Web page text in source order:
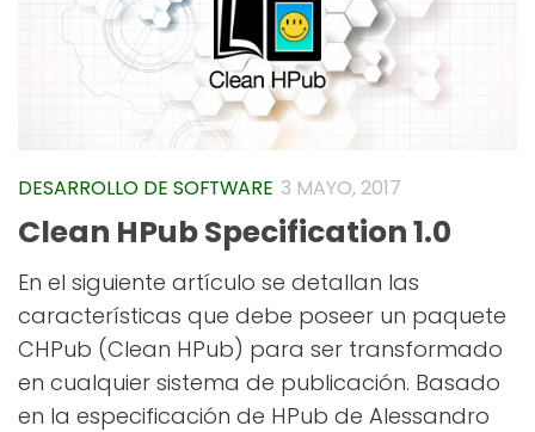
DESARROLLO DE SOFTWARE 3 MAYO, 2017
Clean HPub Specification 1.0
En el siguiente artículo se detallan las
características que debe poseer un paquete
CHPub (Clean HPub) para ser transformado
en cualquier sistema de publicación. Basado
en la especificación de HPub de Alessandro